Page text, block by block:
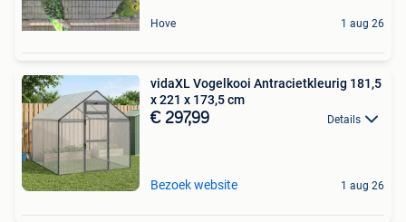
Hove 1 aug 26
vidaXL Vogelkooi Antracietkleurig 181,5
x 221 x 173,5 cm
€ 297,99 Details
Bezoek website 1 aug 26